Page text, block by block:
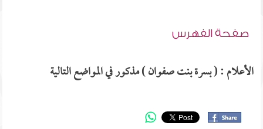
صفحة الفهرس
الأعلام : ( بسرة بنت صفوان ) مذكور في المواضع التالية